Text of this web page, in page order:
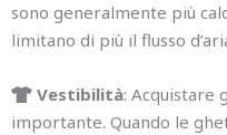
sono generalmente più
limitano di più il flusso
Vestibilità: Acquistare
importante. Quando le